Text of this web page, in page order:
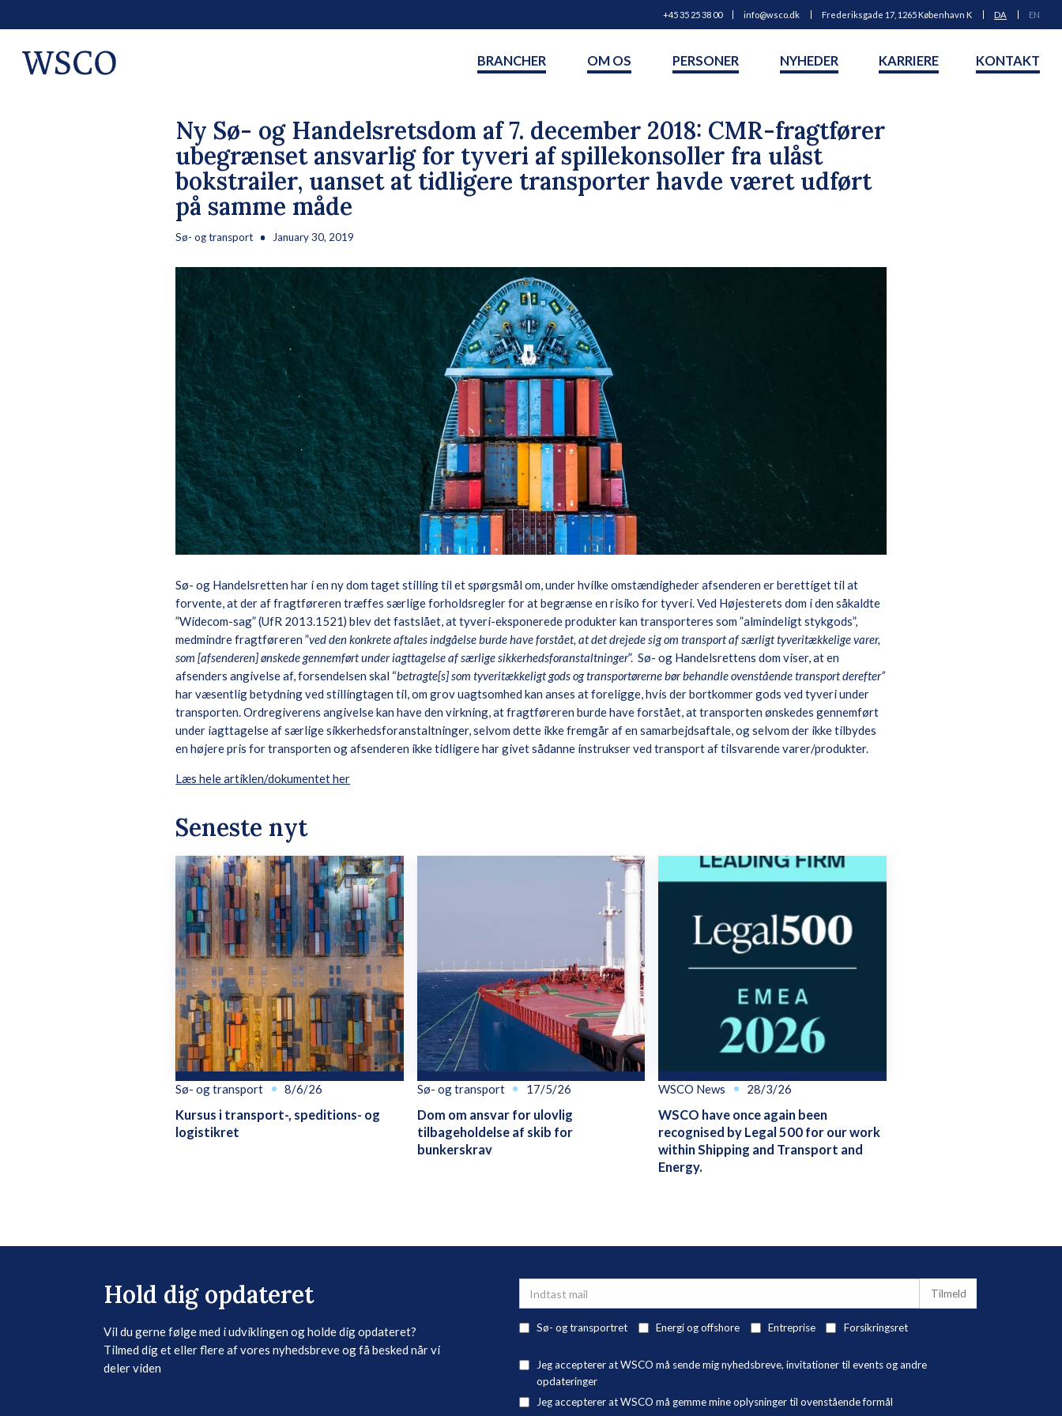
+45 35 25 38 00 info@wsco.dk Frederiksgade 17, 1265 København K DA EN
BRANCHER OM OS PERSONER NYHEDER KARRIERE KONTAKT
Ny Sø- og Handelsretsdom af 7. december 2018: CMR-fragtfører
ubegrænset ansvarlig for tyveri af spillekonsoller fra ulåst
bokstrailer, uanset at tidligere transporter havde været udført
på samme måde
Sø- og transport January 30, 2019
Sø- og Handelsretten har i en ny dom taget stilling til et spørgsmål om, under hvilke omstændigheder afsenderen er berettiget til at
forvente, at der af fragtføreren træffes særlige forholdsregler for at begrænse en risiko for tyveri. Ved Højesterets dom i den såkaldte
”Widecom-sag” (UfR 2013.1521) blev det fastslået, at tyveri-eksponerede produkter kan transporteres som ”almindeligt stykgods”,
medmindre fragtføreren ”ved den konkrete aftales indgåelse burde have forstået, at det drejede sig om transport af særligt tyveritækkelige varer,
som [afsenderen] ønskede gennemført under iagttagelse af særlige sikkerhedsforanstaltninger”. Sø- og Handelsrettens dom viser, at en
afsenders angivelse af, forsendelsen skal “betragte[s] som tyveritækkeligt gods og transportørerne bør behandle ovenstående transport derefter”
har væsentlig betydning ved stillingtagen til, om grov uagtsomhed kan anses at foreligge, hvis der bortkommer gods ved tyveri under
transporten. Ordregiverens angivelse kan have den virkning, at fragtføreren burde have forstået, at transporten ønskedes gennemført
under iagttagelse af særlige sikkerhedsforanstaltninger, selvom dette ikke fremgår af en samarbejdsaftale, og selvom der ikke tilbydes
en højere pris for transporten og afsenderen ikke tidligere har givet sådanne instrukser ved transport af tilsvarende varer/produkter.
Læs hele artiklen/dokumentet her
Seneste nyt
Sø- og transport 8/6/26
Kursus i transport-, speditions- og
logistikret
Sø- og transport 17/5/26
Dom om ansvar for ulovlig
tilbageholdelse af skib for
bunkerskrav
WSCO News 28/3/26
WSCO have once again been
recognised by Legal 500 for our work
within Shipping and Transport and
Energy.
Hold dig opdateret
Vil du gerne følge med i udviklingen og holde dig opdateret?
Tilmed dig et eller flere af vores nyhedsbreve og få besked når vi
deler viden
Sø- og transportret Energi og offshore Entreprise Forsikringsret
Jeg accepterer at WSCO må sende mig nyhedsbreve, invitationer til events og andre
opdateringer
Jeg accepterer at WSCO må gemme mine oplysninger til ovenstående formål